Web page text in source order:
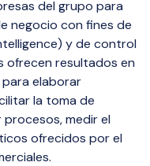
del grupo para
negocio con fines de
y de control
ofrecen resultados en
elaborar
la toma de
medir el
ofrecidos por el